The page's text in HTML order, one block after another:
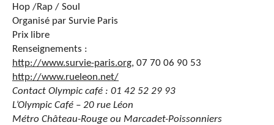
Hop /Rap / Soul
Organisé par Survie Paris
Prix libre
Renseignements :
http://www.survie-paris.org, 07 70 06 90 53
http://www.rueleon.net/
Contact Olympic café : 01 42 52 29 93
L’Olympic Café – 20 rue Léon
Métro Château-Rouge ou Marcadet-Poissonniers